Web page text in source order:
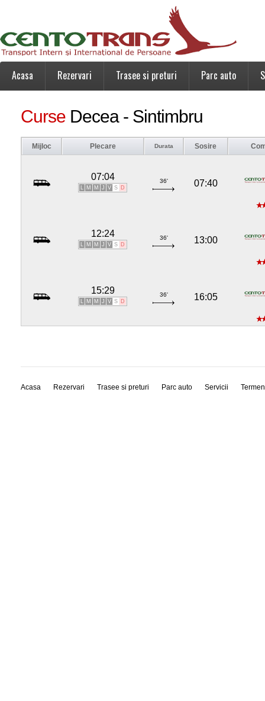
Acasa Rezervari Trasee si preturi Parc auto
Curse Decea - Sintimbru
Mijloc Plecare Durata Sosire
07:04
L M M J V S D
36' 07:40
12:24
L M M J V S D
36' 13:00
15:29
L M M J V S D
36' 16:05
Acasa Rezervari Trasee si preturi Parc auto Servicii